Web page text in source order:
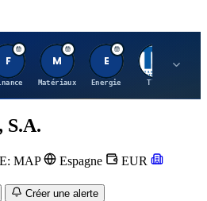
F M
Matériaux
E
Energie TTWO
S.A.
MAP Espagne
EUR
Créer une alerte